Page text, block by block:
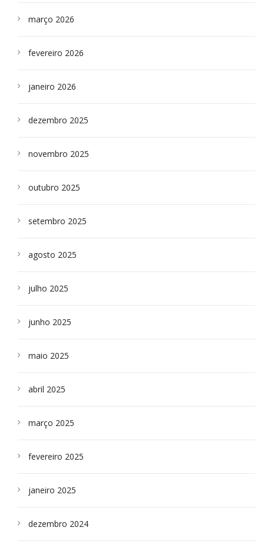
março 2026
fevereiro 2026
janeiro 2026
dezembro 2025
novembro 2025
outubro 2025
setembro 2025
agosto 2025
julho 2025
junho 2025
maio 2025
abril 2025
março 2025
fevereiro 2025
janeiro 2025
dezembro 2024